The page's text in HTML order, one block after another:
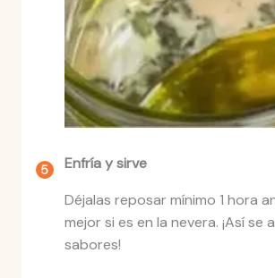
Enfría y sirve
Déjalas reposar mínimo 1 hora
mejor si es en la nevera. ¡Así se
sabores!